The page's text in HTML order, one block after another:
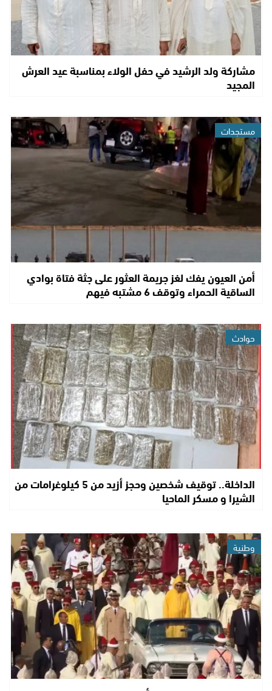
مشاركة ولد الرشيد في حفل الولاء بمناسبة عيد العرش
المجيد
مستجدات
أمن العيون يفك لغز جريمة العثور على جثة فتاة بوادي
الساقية الحمراء وتوقف 6 مشتبه فيهم
حوادث
الداخلة.. توقيف شخصين وحجز أزيد من 5 كيلوغرامات من
الشيرا و مسكر الماحيا
وطنية